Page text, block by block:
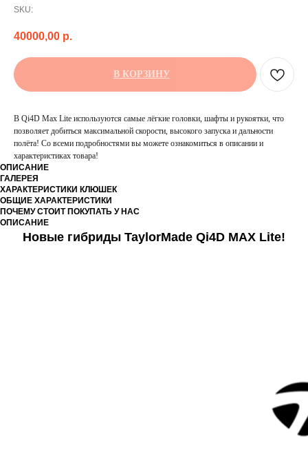
SKU:
40000,00 р.
В КОРЗИНУ
В Qi4D Max Lite используются самые лёгкие головки, шафты и рукоятки, что
позволяет добиться максимальной скорости, высокого запуска и дальности
полёта! Со всеми подробностями вы можете ознакомиться в описании и
характеристиках товара!
ОПИСАНИЕ
ГАЛЕРЕЯ
ХАРАКТЕРИСТИКИ КЛЮШЕК
ОБЩИЕ ХАРАКТЕРИСТИКИ
ПОЧЕМУ СТОИТ ПОКУПАТЬ У НАС
ОПИСАНИЕ
Новые гибриды TaylorMade Qi4D MAX Lite!